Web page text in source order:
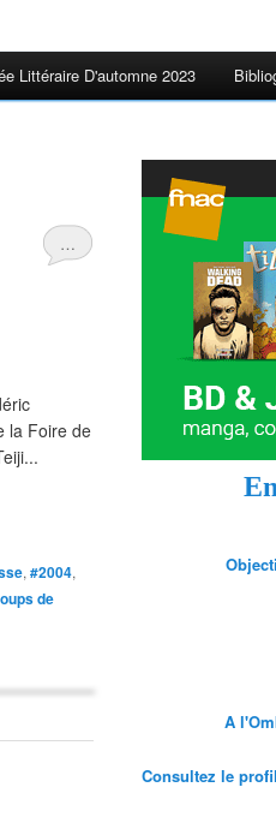
Littéraire D'automne 2023
…
la Foire de
, #2004,
de
A
Consultez le